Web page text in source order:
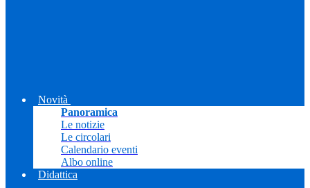
Novità
Panoramica
Le notizie
Le circolari
Calendario eventi
Albo online
Didattica